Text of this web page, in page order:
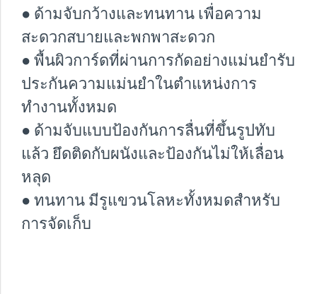
● ด้ามจับกว้างและทนทาน เพื่อความ
สะดวกสบายและพกพาสะดวก
● พื้นผิวการ์ดที่ผ่านการกัดอย่างแม่นยำรับ
ประกันความแม่นยำในตำแหน่งการ
ทำงานทั้งหมด
● ด้ามจับแบบป้องกันการลื่นที่ขึ้นรูปทับ
แล้ว ยึดติดกับผนังและป้องกันไม่ให้เลื่อน
หลุด
● ทนทาน มีรูแขวนโลหะทั้งหมดสำหรับ
การจัดเก็บ